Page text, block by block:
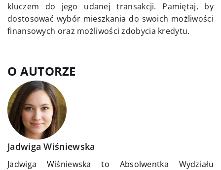
kluczem do jego udanej transakcji. Pamiętaj, by
dostosować wybór mieszkania do swoich możliwości
finansowych oraz możliwości zdobycia kredytu.
O AUTORZE
Jadwiga Wiśniewska
Jadwiga Wiśniewska to Absolwentka Wydziału